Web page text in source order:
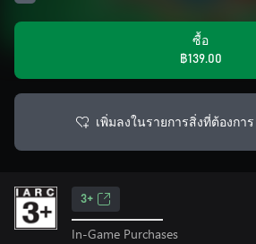
ซื้อ
฿139.00
เพิ่มลงในรายการสิ่งที่ต้องการ
3+
In-Game Purchases